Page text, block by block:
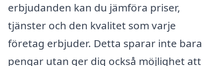
erbjudanden kan du jämföra priser,
tjänster och den kvalitet som varje
företag erbjuder. Detta sparar inte bara
pengar utan ger dig också möjlighet att